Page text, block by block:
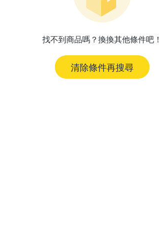
找不到商品嗎？換換其他條件吧！
清除條件再搜尋